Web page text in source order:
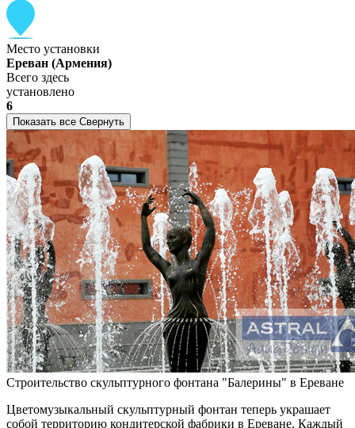
Место установки
Ереван (Армения)
Всего здесь
установлено
6
Показать все Свернуть
Строительство скульптурного фонтана "Балерины" в Ереване
Цветомузыкальный скульптурный фонтан теперь украшает
собой территорию кондитерской фабрики в Ереване. Каждый